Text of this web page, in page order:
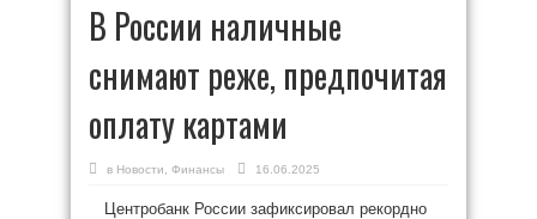
В России наличные
снимают реже, предпочитая
оплату картами
в Новости Финансы 16.06.2025
Центробанк России зафиксировал рекордно